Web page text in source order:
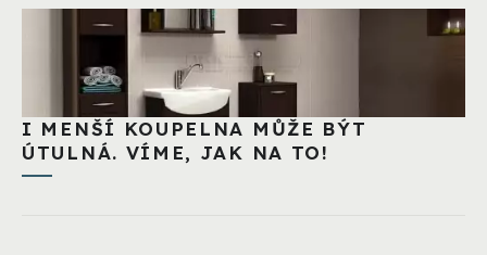
I MENŠÍ KOUPELNA MŮŽE BÝT
ÚTULNÁ. VÍME, JAK NA TO!